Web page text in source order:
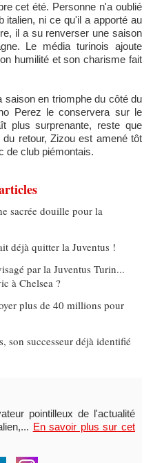
cet été. Personne n'a oublié
italien, ni ce qu'il a apporté au
il a su renverser une saison
Le média turinois ajoute
humilité et son charisme fait
saison en triomphe du côté du
Perez le conservera sur le
plus surprenante, reste que
retour, Zizou est amené tôt
de club piémontais.
sacrée douille pour la
déjà quitter la Juventus !
par la Juventus Turin...
à Chelsea ?
plus de 40 millions pour
son successeur déjà identifié
pointilleux de l'actualité
En savoir plus sur cet